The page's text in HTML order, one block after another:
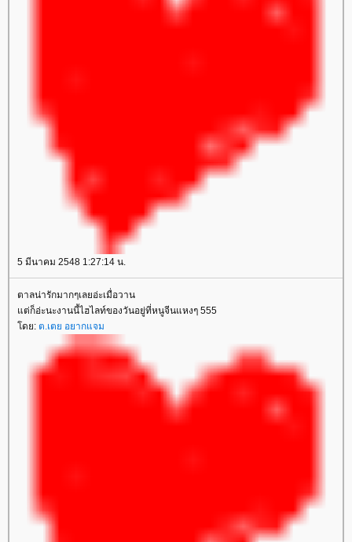
5 มีนาคม 2548 1:27:14 น.
ตาลน่ารักมากๆเลยอ่ะเมื่อวาน
ต่ก็อ่ะนะงานนี้ไฮไลท์ของวันอยู่ที่หนูจีนแหงๆ 555
ดย: ต.เตย อยากแจม